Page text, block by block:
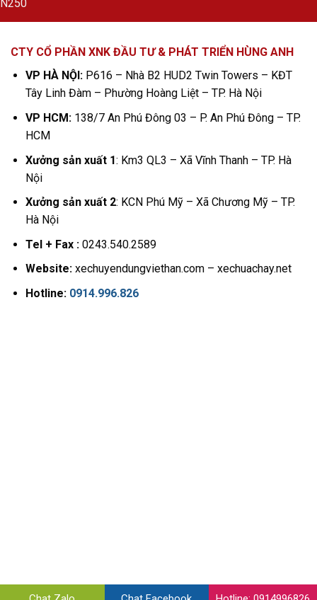
CTY CỔ PHẦN XNK ĐẦU TƯ & PHÁT TRIỂN HÙNG ANH
VP HÀ NỘI:P616 – Nhà B2 HUD2 Twin Towers – KĐT
Tây Linh Đàm – Phường Hoàng Liệt – TP. Hà Nội
VP HCM:138/7 An Phú Đông 03 – P. An Phú Đông – TP.
HCM
Xưởng sản xuất 1: Km3 QL3 – Xã Vĩnh Thanh – TP. Hà
Nội
Xưởng sản xuất 2: KCN Phú Mỹ – Xã Chương Mỹ – TP.
Hà Nội
Tel + Fax :0243.540.2589
Website:xechuyendungviethan.com – xechuachay.net
Hotline: 0914.996.826